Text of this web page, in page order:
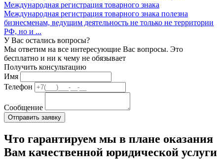
Международная регистрация товарного знака
Международная регистрация товарного знака полезна
бизнесменам, ведущим деятельность не только не территории
РФ, но и ...
У Вас остались вопросы?
Мы ответим на все интересующие Вас вопросы. Это
бесплатно и ни к чему не обязывает
Получить консультацию
Имя
Телефон
Сообщение
Что гарантируем мы в плане оказания
Вам качественной юридической услуги